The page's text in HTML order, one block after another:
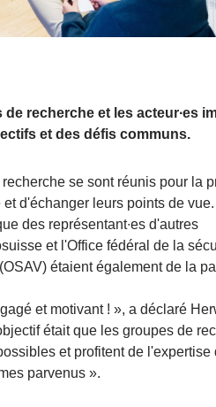
recherche et les acteur∙es
et des défis communs.
se sont réunis pour la
d'échanger leurs points de
des représentant∙es d'autres
et l'Office fédéral de la
étaient également de la
et motivant ! », a déclaré
était que les groupes de
et profitent de l'expertise
parvenus ».